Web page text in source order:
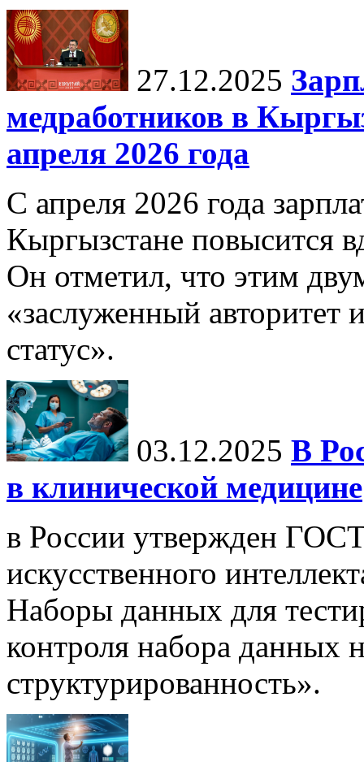
27.12.2025
медработников в
апреля 2026 года
С апреля 2026 года
Кыргызстане повысится
Он отметил, что этим
«заслуженный
статус».
03.12.2025 В
в клинической медицине
в России утвержден
искусственного
Наборы данных для
контроля набора данных
структурированность».